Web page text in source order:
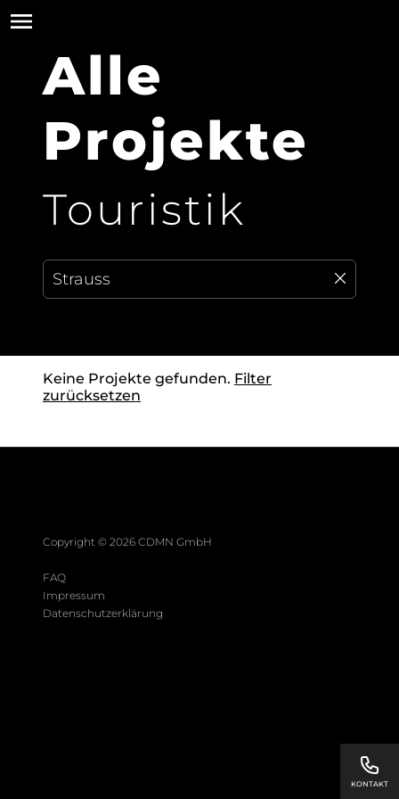
Alle
Projekte
Touristik
Keine Projekte gefunden. Filter
zurücksetzen
Copyright © 2026 CDMN GmbH
FAQ
Impressum
Datenschutzerklärung
KONTAKT